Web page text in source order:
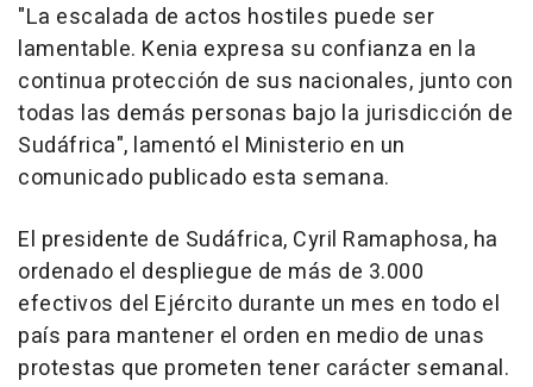
"La escalada de actos hostiles puede ser
lamentable. Kenia expresa su confianza en la
continua protección de sus nacionales, junto con
todas las demás personas bajo la jurisdicción de
Sudáfrica", lamentó el Ministerio en un
comunicado publicado esta semana.
El presidente de Sudáfrica, Cyril Ramaphosa, ha
ordenado el despliegue de más de 3.000
efectivos del Ejército durante un mes en todo el
país para mantener el orden en medio de unas
protestas que prometen tener carácter semanal.